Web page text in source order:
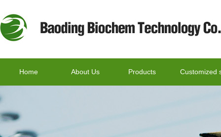
Home About Us Products Customized